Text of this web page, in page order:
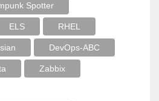
Spotter
ELS RHEL
DevOps-ABC
Zabbix